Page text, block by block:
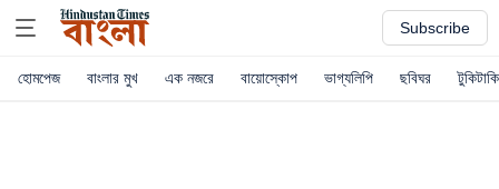
Subscribe
হোমপেজ বাংলার মুখ এক নজরে বায়োস্কোপ ভাগ্যলিপি ছবিঘর টুকিটাকি